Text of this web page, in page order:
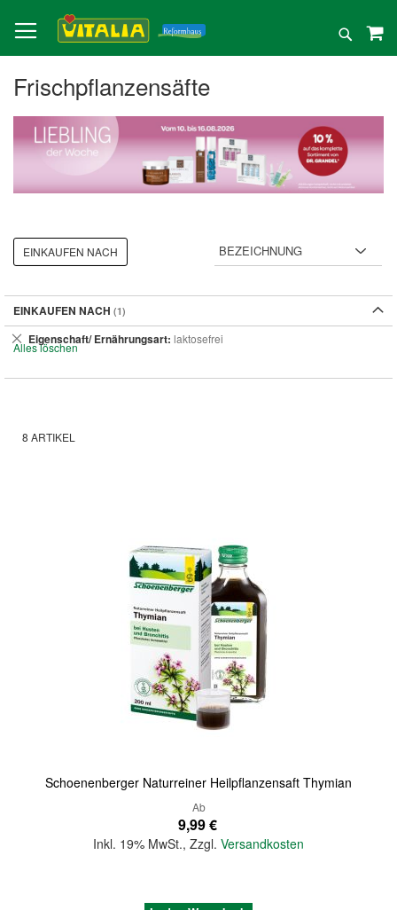
zum
Inhalt
Suche
Frischpflanzensäfte
8 ARTIKEL
Schoenenberger Naturreiner Heilpflanzensaft Thymian
Ab
9,99 €
Inkl. 19% MwSt., Zzgl. Versandkosten
EINKAUFEN NACH
EINKAUFEN NACH
Eigenschaft/ Ernährungsart laktosefrei
Dies
entfernen
Alles löschen